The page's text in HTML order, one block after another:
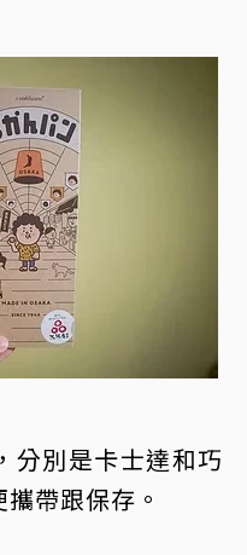
分別是卡士達和巧
帶跟保存。